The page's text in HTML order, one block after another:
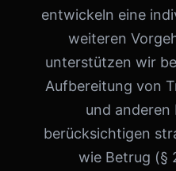
entwickeln eine
weiteren
unterstützen wir
Aufbereitung von
und anderen
berücksichtigen
wie Betrug (§